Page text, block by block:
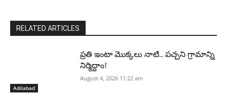
RELATED ARTICLES
Adilabad
ప్రతి ఇంటా మొక్కలు నాటి.. పచ్చని గ్రామాన్ని
నిర్మిద్దాం!
August 4, 2026 11:22 am